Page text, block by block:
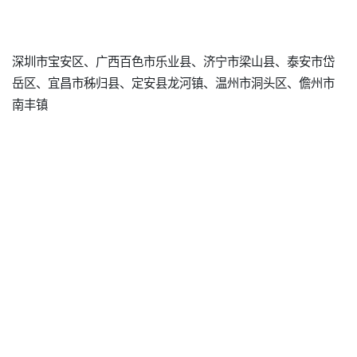
深圳市宝安区、广西百色市乐业县、济宁市梁山县、泰安市岱
岳区、宜昌市秭归县、定安县龙河镇、温州市洞头区、儋州市
南丰镇